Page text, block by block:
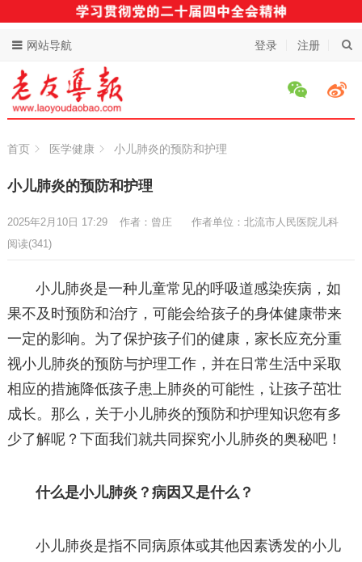
登录 注册
网站导航
首页 医学健康 小儿肺炎的预防和护理
小儿肺炎的预防和护理
作者：曾庄 作者单位：北流市人民医院儿科
2025年2月10日 17:29
阅读(341)
小儿肺炎是一种儿童常见的呼吸道感染疾病，如
果不及时预防和治疗，可能会给孩子的身体健康带来
一定的影响。为了保护孩子们的健康，家长应充分重
视小儿肺炎的预防与护理工作，并在日常生活中采取
相应的措施降低孩子患上肺炎的可能性，让孩子茁壮
成长。那么，关于小儿肺炎的预防和护理知识您有多
少了解呢？下面我们就共同探究小儿肺炎的奥秘吧！
什么是小儿肺炎？病因又是什么？
小儿肺炎是指不同病原体或其他因素诱发的小儿